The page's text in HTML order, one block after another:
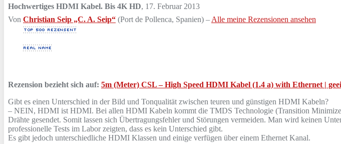
Hochwertiges HDMI Kabel. Bis 4K HD, 17. Februar 2013
Von Christian Seip „C. A. Seip“ (Port de Pollenca, Spanien) – Alle meine Rezensionen ansehen
Rezension bezieht sich auf: 5m (Meter) CSL – High Speed HDMI Kabel (1.4 a) with Ethernet |
Gibt es einen Unterschied in der Bild und Tonqualität zwischen teuren und günstigen HDMI Kabeln?
– NEIN, HDMI ist HDMI. Bei allen HDMI Kabeln kommt die TMDS Technologie (Transition
Drähte gesendet. Somit lassen sich Übertragungsfehler und Störungen vermeiden. Man wird keinen
professionelle Tests im Labor zeigten, dass es kein Unterschied gibt.
Es gibt jedoch unterschiedliche HDMI Klassen und einige verfügen über einem Ethernet Kanal.